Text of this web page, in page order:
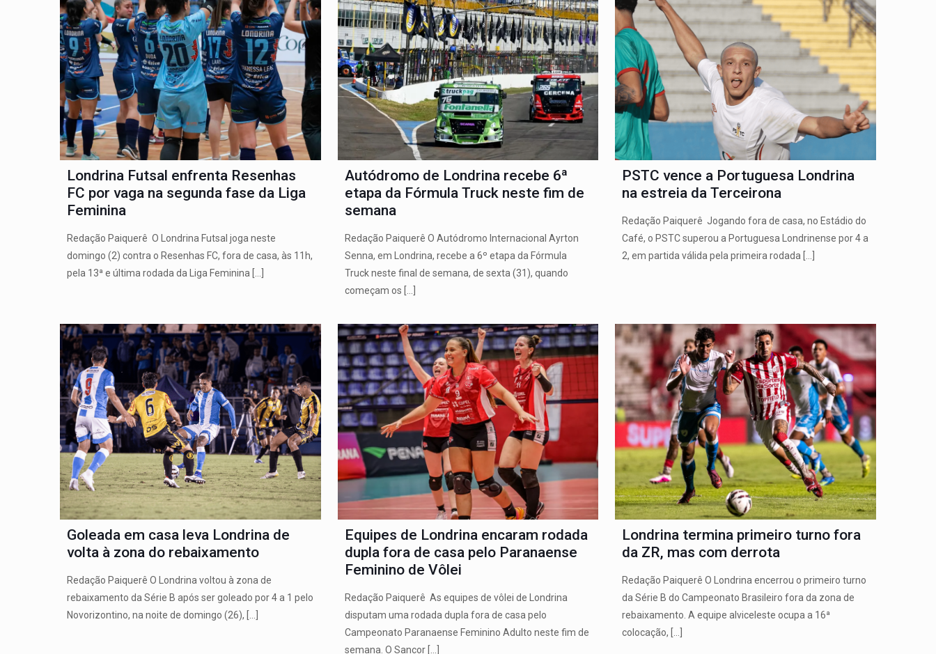
Londrina Futsal enfrenta Resenhas
FC por vaga na segunda fase da Liga
Feminina
Redação Paiquerê O Londrina Futsal joga neste
domingo (2) contra o Resenhas FC, fora de casa, às 11h,
pela 13ª e última rodada da Liga Feminina
Autódromo de Londrina recebe 6ª
etapa da Fórmula Truck neste fim de
semana
Redação Paiquerê O Autódromo Internacional Ayrton
Senna, em Londrina, recebe a 6º etapa da Fórmula
Truck neste final de semana, de sexta (31), quando
começam os
PSTC vence a Portuguesa Londrina
na estreia da Terceirona
Redação Paiquerê Jogando fora de casa, no Estádio do
Café, o PSTC superou a Portuguesa Londrinense por 4 a
2, em partida válida pela primeira rodada
Goleada em casa leva Londrina de
volta à zona do rebaixamento
Redação Paiquerê O Londrina voltou à zona de
rebaixamento da Série B após ser goleado por 4 a 1 pelo
Novorizontino, na noite de domingo (26),
Equipes de Londrina encaram rodada
dupla fora de casa pelo Paranaense
Feminino de Vôlei
Redação Paiquerê As equipes de vôlei de Londrina
disputam uma rodada dupla fora de casa pelo
Campeonato Paranaense Feminino Adulto neste fim de
semana. O Sancor[…]
Londrina termina primeiro turno fora
da ZR, mas com derrota
Redação Paiquerê O Londrina encerrou o primeiro turno
da Série B do Campeonato Brasileiro fora da zona de
rebaixamento. A equipe alviceleste ocupa a 16ª
colocação,